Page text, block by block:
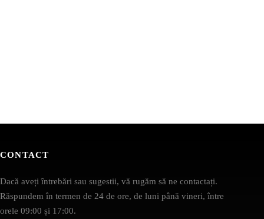
CONTACT
Dacă aveți întrebări sau sugestii, vă rugăm să ne contactați.
Răspundem în termen de 24 de ore, de luni până vineri, între
orele 09:00 și 17:00.